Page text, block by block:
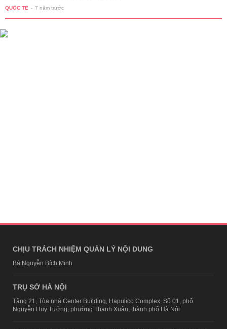
QUỐC TẾ - 7 năm trước
CHỊU TRÁCH NHIỆM QUẢN LÝ NỘI DUNG
Bà Nguyễn Bích Minh
TRỤ SỞ HÀ NỘI
Tầng 21, Tòa nhà Center Building, Hapulico Complex, Số 01, phố
Nguyễn Huy Tưởng, phường Thanh Xuân, thành phố Hà Nội